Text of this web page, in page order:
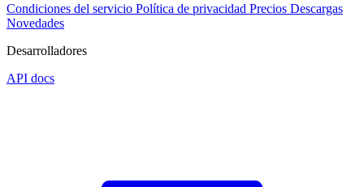
Condiciones del servicio Política de privacidad Precios Descargas
Novedades
Desarrolladores
API docs